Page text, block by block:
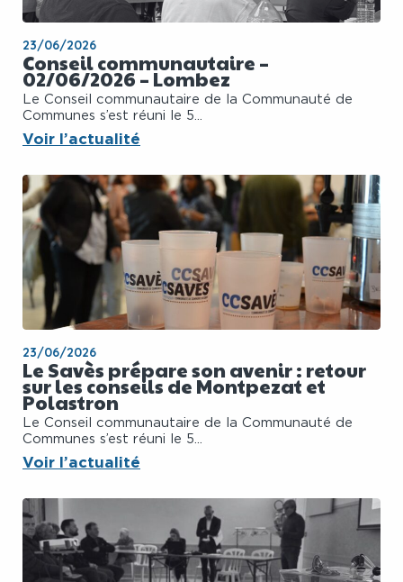
23/06/2026
Conseil communautaire –
02/06/2026 – Lombez
Le Conseil communautaire de la Communauté de
Communes s’est réuni le 5...
Voir l’actualité
23/06/2026
Le Savès prépare son avenir : retour
sur les conseils de Montpezat et
Polastron
Le Conseil communautaire de la Communauté de
Communes s’est réuni le 5...
Voir l’actualité